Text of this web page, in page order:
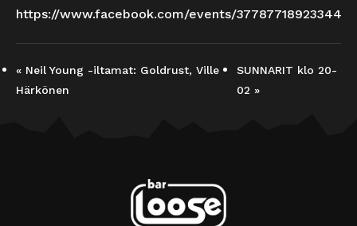
https://www.facebook.com/events/
« Neil Young -iltamat: Goldrust, Ville
Härkönen
SUNNARIT klo 20-
02 »